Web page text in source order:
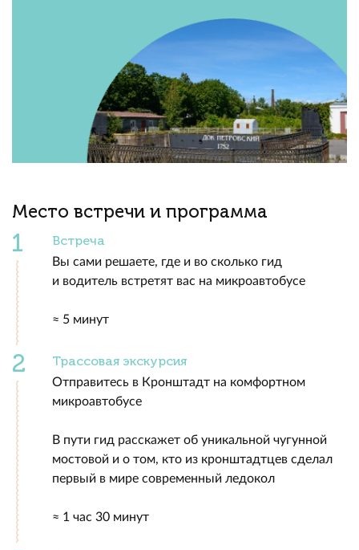
Место встречи и программа
Встреча
Вы сами решаете, где и во сколько гид
и водитель встретят вас на микроавтобусе
≈ 5 минут
Трассовая экскурсия
Отправитесь в Кронштадт на комфортном
микроавтобусе
В пути гид расскажет об уникальной чугунной
мостовой и о том, кто из кронштадтцев сделал
первый в мире современный ледокол
≈ 1 час 30 минут